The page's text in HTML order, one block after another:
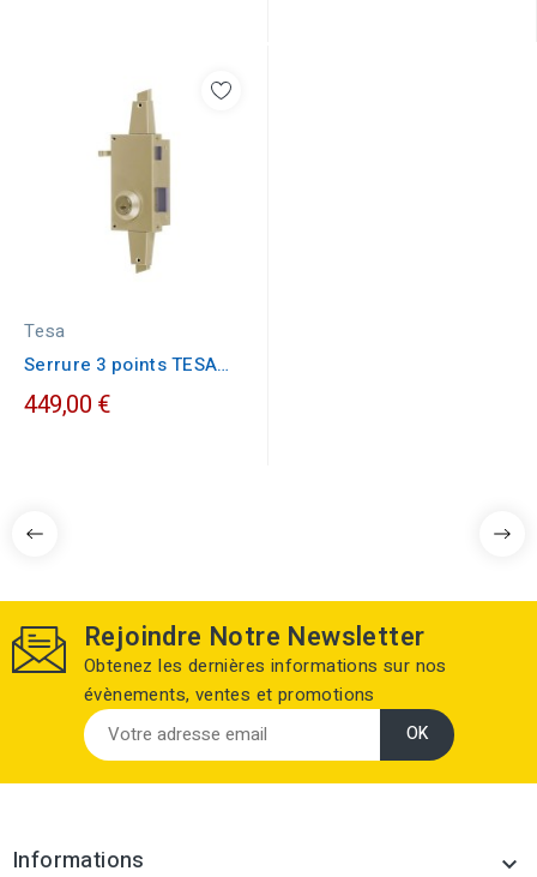
Tesa
Serrure 3 points TESA
TS300 clés...
449,00 €
Rejoindre Notre Newsletter
Obtenez les dernières informations sur nos
évènements, ventes et promotions
Informations 